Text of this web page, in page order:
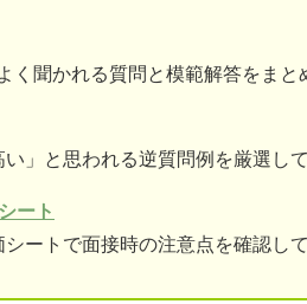
く聞かれる質問と模範解答をまと
」と思われる逆質問例を厳選し
ート
ートで面接時の注意点を確認し